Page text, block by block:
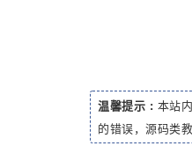
温馨提示 : 本站
的错误，源码类